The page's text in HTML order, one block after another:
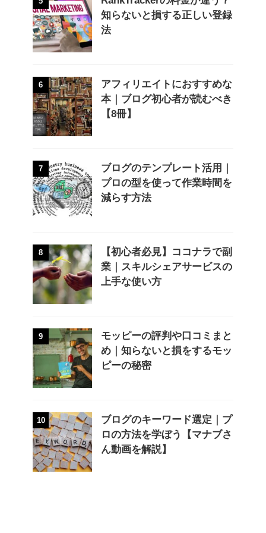
知らないと損する正しい登録
法
6
アフィリエイトにおすすめな
本｜ブログ初心者が読むべき
【8冊】
7
ブログのテンプレート活用｜
プロの型を使って作業時間を
減らす方法
8
【初心者必見】ココナラで副
業｜スキルシェアサービスの
上手な使い方
9
モッピーの評判や口コミまと
め｜知らないと損をするモッ
ピーの秘密
10
ブログのキーワード選定｜プ
ロの方法を学ぼう【マナブさ
ん動画を解説】